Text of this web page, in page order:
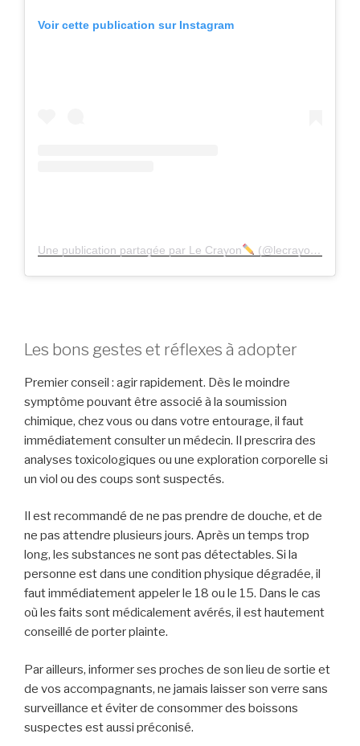
Voir cette publication sur Instagram
Une publication partagée par Le Crayon (@lecrayonmedia)
Les bons gestes et réflexes à adopter
Premier conseil : agir rapidement. Dès le moindre
symptôme pouvant être associé à la soumission
chimique, chez vous ou dans votre entourage, il faut
immédiatement consulter un médecin. Il prescrira des
analyses toxicologiques ou une exploration corporelle si
un viol ou des coups sont suspectés.
Il est recommandé de ne pas prendre de douche, et de
ne pas attendre plusieurs jours. Après un temps trop
long, les substances ne sont pas détectables. Si la
personne est dans une condition physique dégradée, il
faut immédiatement appeler le 18 ou le 15. Dans le cas
où les faits sont médicalement avérés, il est hautement
conseillé de porter plainte.
Par ailleurs, informer ses proches de son lieu de sortie et
de vos accompagnants, ne jamais laisser son verre sans
surveillance et éviter de consommer des boissons
suspectes est aussi préconisé.